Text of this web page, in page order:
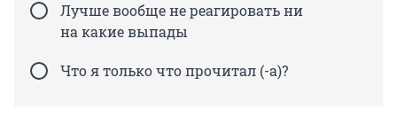
Лучше вообще не реагировать ни
на какие выпады
Что я только что прочитал (-а)?